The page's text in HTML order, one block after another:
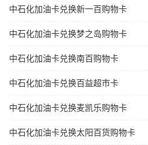
中石化加油卡兑换新一百购物卡
中石化加油卡兑换梦之岛购物卡
中石化加油卡兑换南百购物卡
中石化加油卡兑换百益超市卡
中石化加油卡兑换麦凯乐购物卡
中石化加油卡兑换太阳百货购物卡